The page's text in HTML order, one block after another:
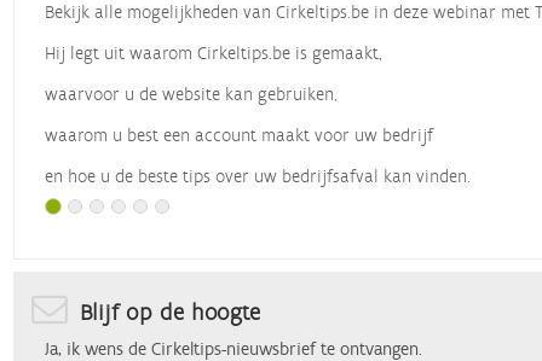
Bekijk alle mogelijkheden van Cirkeltips.be in deze webinar met
Hij legt uit waarom Cirkeltips.be is gemaakt,
waarvoor u de website kan gebruiken,
waarom u best een account maakt voor uw bedrijf
en hoe u de beste tips over uw bedrijfsafval kan vinden.
Blijf op de hoogte
Ja, ik wens de Cirkeltips-nieuwsbrief te ontvangen.